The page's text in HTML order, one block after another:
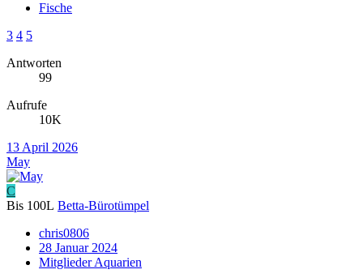
Fische
3 4 5
Antworten
99
Aufrufe
10K
13 April 2026
May
C
Bis 100L Betta-Bürotümpel
chris0806
28 Januar 2024
Mitglieder Aquarien